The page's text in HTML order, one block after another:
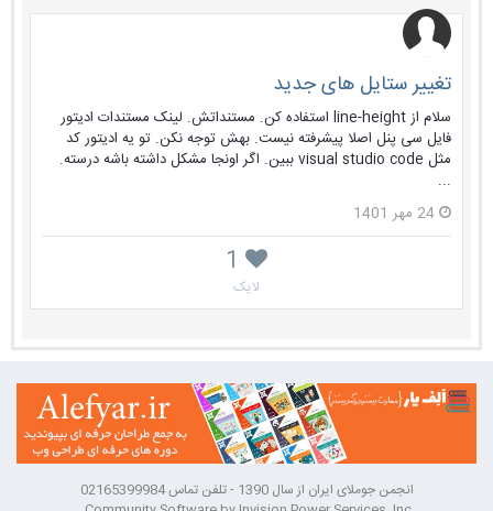
لایک
تغییر ستایل های جدید
سلام از line-height استفاده کن. مستنداتش. لینک مستندات ادیتور
فایل سی پنل اصلا پیشرفته نیست. بهش توجه نکن. تو یه ادیتور کد
مثل visual studio code ببین. اگر اونجا مشکل داشته باشه درسته.
...
24 مهر 1401
انجمن جوملای ایران از سال 1390 - تلفن تماس 02165399984